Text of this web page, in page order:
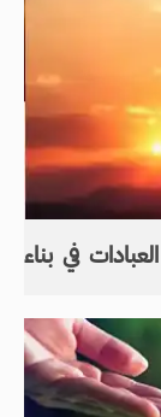
في بناء